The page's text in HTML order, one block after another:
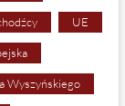
UE
Wyszyńskiego